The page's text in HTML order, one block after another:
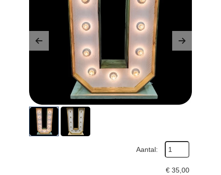
Previous Next
Aantal:
€ 35,00